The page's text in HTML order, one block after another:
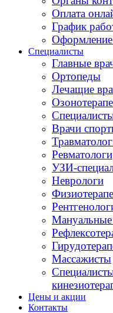
Оплата
График
Специалисты
Главные
Ортопеды
Лечащие
Врачи
Ревматологи
УЗИ-
Неврологи
Мануальные
Массажисты
Цены и акции
Контакты